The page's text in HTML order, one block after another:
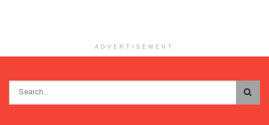
ADVERTISEMENT